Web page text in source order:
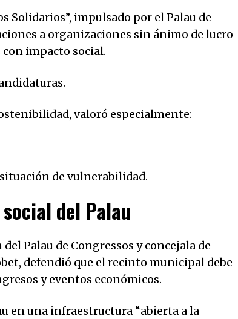
Solidarios”, impulsado por el Palau de
a organizaciones sin ánimo de lucro
impacto social.
valoró especialmente:
de vulnerabilidad.
del Palau
Palau de Congressos y concejala de
defendió que el recinto municipal debe
y eventos económicos.
en una infraestructura “abierta a la